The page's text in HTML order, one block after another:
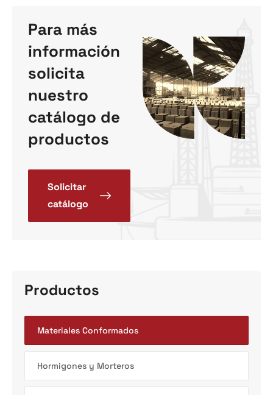
Para más
información
solicita
nuestro
catálogo de
productos
Solicitar
catálogo
Productos
Materiales Conformados
Hormigones y Morteros